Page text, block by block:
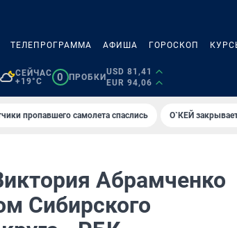
ТЕЛЕПРОГРАММА АФИША ГОРОСКОП
СЕЙЧАС
+19°C
0 ПРОБКИ
USD 81,41
EUR 94,06
пропавшего самолета спаслись О`КЕЙ
Абрамченко
Сибирского